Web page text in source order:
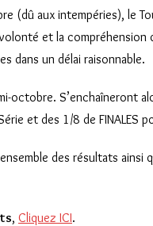
publication :
(dû aux intempéries), le
et la
dans un délai raisonnable.
octobre. S’enchaîneront
et des 1/8 de FINALES
des résultats ainsi
, Cliquez ICI.